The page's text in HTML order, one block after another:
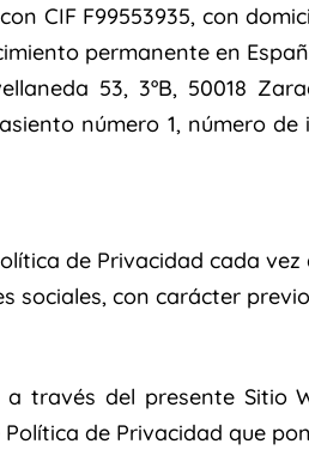
CIF F99553935, con
permanente en
53, 3ºB, 50018
número 1, número de
de Privacidad cada
sociales, con carácter
través del presente Sitio
de Privacidad que